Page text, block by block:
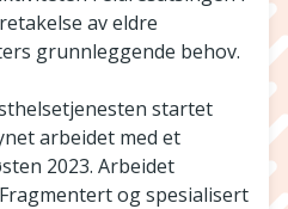
av eldre
grunnleggende behov.
startet
arbeidet med et
2023. Arbeidet
og spesialisert